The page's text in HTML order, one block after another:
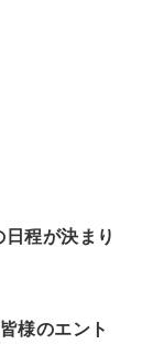
程が決まり
様のエント